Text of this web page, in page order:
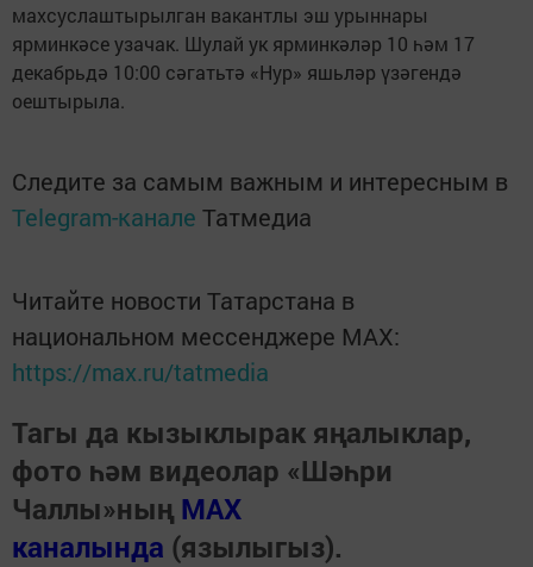
махсуслаштырылган вакантлы эш урыннары
ярминкәсе узачак. Шулай ук ярминкәләр 10 һәм 17
декабрьдә 10:00 сәгатьтә «Нур» яшьләр үзәгендә
оештырыла.
Следите за самым важным и интересным в
Telegram-канале Татмедиа
Читайте новости Татарстана в
национальном мессенджере MАХ:
https://max.ru/tatmedia
Тагы да кызыклырак яңалыклар,
фото һәм видеолар «Шәһри
Чаллы»ның MAX
каналында (язылыгыз).